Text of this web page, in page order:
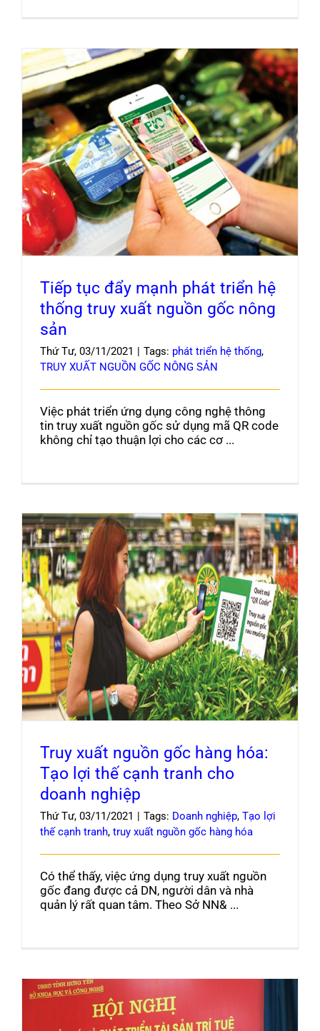
Tiếp tục đẩy mạnh phát triển hệ thống truy
xuất nguồn gốc nông sản
Tiếp tục đẩy mạnh phát triển hệ
thống truy xuất nguồn gốc nông
sản
Thứ Tư, 03/11/2021 | Tags: phát triển hệ thống,
TRUY XUẤT NGUỒN GỐC NÔNG SẢN
Việc phát triển ứng dụng công nghệ thông
tin truy xuất nguồn gốc sử dụng mã QR code
không chỉ tạo thuận lợi cho các cơ ...
Truy xuất nguồn gốc hàng hóa: Tạo lợi thế
cạnh tranh cho doanh nghiệp
Truy xuất nguồn gốc hàng hóa:
Tạo lợi thế cạnh tranh cho
doanh nghiệp
Thứ Tư, 03/11/2021 | Tags: Doanh nghiệp, Tạo lợi
thế cạnh tranh, truy xuất nguồn gốc hàng hóa
Có thể thấy, việc ứng dụng truy xuất nguồn
gốc đang được cả DN, người dân và nhà
quản lý rất quan tâm. Theo Sở NN& ...